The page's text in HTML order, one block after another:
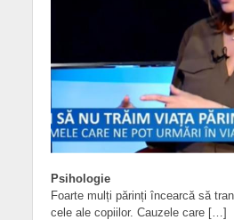
Psihologie
Foarte mulți părinți încearcă să
cele ale copiilor. Cauzele care […]